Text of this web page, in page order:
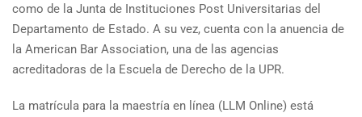
como de la Junta de Instituciones Post Universitarias del
Departamento de Estado. A su vez, cuenta con la anuencia de
la American Bar Association, una de las agencias
acreditadoras de la Escuela de Derecho de la UPR.
La matrícula para la maestría en línea (LLM Online) está